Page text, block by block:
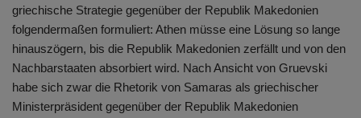
griechische Strategie gegenüber der Republik Makedonien
folgendermaßen formuliert: Athen müsse eine Lösung so lange
hinauszögern, bis die Republik Makedonien zerfällt und von den
Nachbarstaaten absorbiert wird. Nach Ansicht von Gruevski
habe sich zwar die Rhetorik von Samaras als griechischer
Ministerpräsident gegenüber der Republik Makedonien